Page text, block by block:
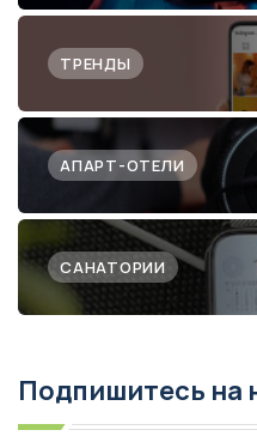
ТРЕНДЫ
АПАРТ-ОТЕЛИ
САНАТОРИИ
Подпишитесь на